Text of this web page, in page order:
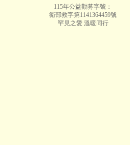
115年公益勸募字號：
衛部救字第1141364459號
罕見之愛 溫暖同行